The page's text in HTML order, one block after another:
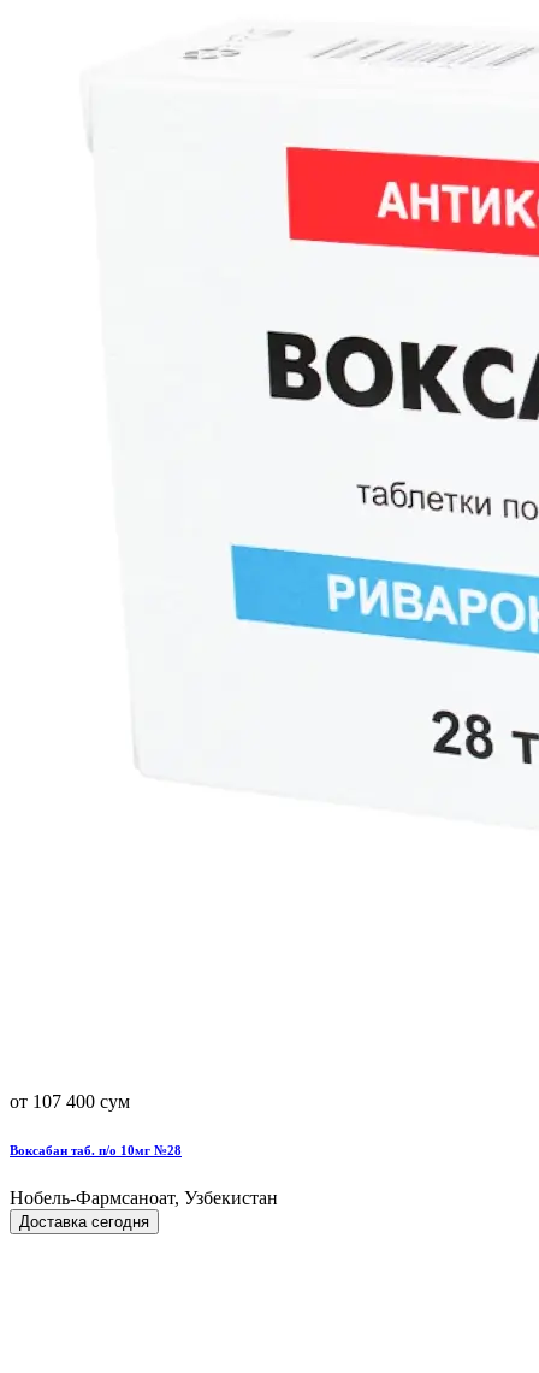
от 107 400 сум
Воксабан таб. п/о 10мг №28
Нобель-Фармсаноат, Узбекистан
Доставка сегодня